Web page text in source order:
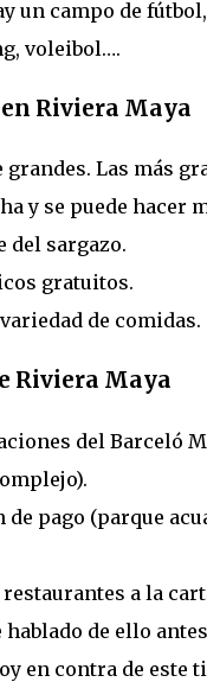
un campo de
voleibol….
Riviera Maya
Las más
y se puede hacer
del sargazo.
gratuitos.
de comidas.
Riviera Maya
del Barceló
pago (parque
a la
de ello
en contra de